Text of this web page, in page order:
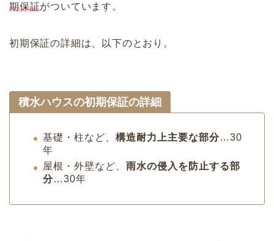
期保証がついています。
初期保証の詳細は、以下のとおり。
積水ハウスの初期保証の詳細
基礎・柱など、 構造耐力上主要な部分…30
年
屋根・外壁など、 雨水の侵入を防止する部
分…30年